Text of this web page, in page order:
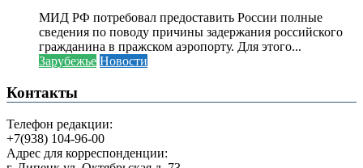
МИД РФ потребовал предоставить России полные
сведения по поводу причины задержания российского
гражданина в пражском аэропорту. Для этого...
Зарубежье Новости
Контакты
Телефон редакции:
+7(938) 104-96-00
Адрес для корреспонденции: